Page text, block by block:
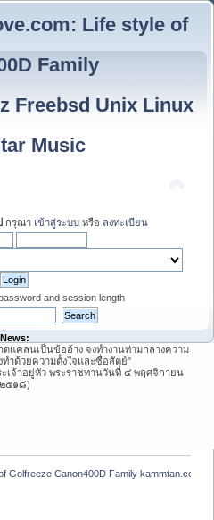
Life style of
Family
Freebsd Unix Linux
Music
กรุณา เข้าสู่ระบบ หรือ ลงทะเบียน
and session length
News:
แคลนเป็นข้ออ้าง จงทำงานท่ามกลางความ
ำด้วยความตั้งใจและซื่อสัตย์"
เจ้าอยู่หัว พระราชทานวันที่ ๔ พฤศจิกายน
๒๕๑๘)
Golfreeze Canon400D Family kammtan.com